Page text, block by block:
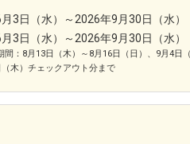
3日（水）～2026年9月30日（水）
3日（水）～2026年9月30日（水）
間：8月13日（木）～8月16日（日）、9月4日
（木）チェックアウト分まで